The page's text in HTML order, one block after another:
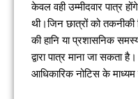
केवल वही उम्मीदवार पात्र
थी।जिन छात्रों को तकनीकी
की हानि या प्रशासनिक
द्वारा पात्र माना जा सकता
आधिकारिक नोटिस के माध्यम